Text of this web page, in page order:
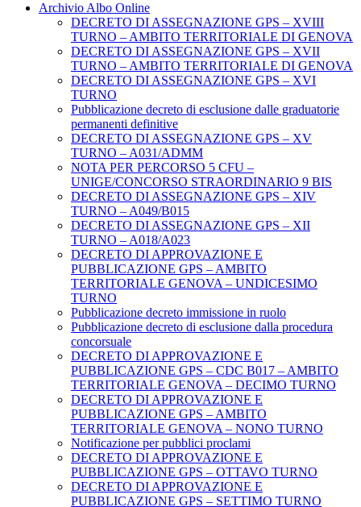
Archivio Albo Online
DECRETO DI ASSEGNAZIONE GPS – XVIII
TURNO – AMBITO TERRITORIALE DI GENOVA
DECRETO DI ASSEGNAZIONE GPS – XVII
TURNO – AMBITO TERRITORIALE DI GENOVA
DECRETO DI ASSEGNAZIONE GPS – XVI
TURNO
Pubblicazione decreto di esclusione dalle graduatorie
permanenti definitive
DECRETO DI ASSEGNAZIONE GPS – XV
TURNO – A031/ADMM
NOTA PER PERCORSO 5 CFU –
UNIGE/CONCORSO STRAORDINARIO 9 BIS
DECRETO DI ASSEGNAZIONE GPS – XIV
TURNO – A049/B015
DECRETO DI ASSEGNAZIONE GPS – XII
TURNO – A018/A023
DECRETO DI APPROVAZIONE E
PUBBLICAZIONE GPS – AMBITO
TERRITORIALE GENOVA – UNDICESIMO
TURNO
Pubblicazione decreto immissione in ruolo
Pubblicazione decreto di esclusione dalla procedura
concorsuale
DECRETO DI APPROVAZIONE E
PUBBLICAZIONE GPS – CDC B017 – AMBITO
TERRITORIALE GENOVA – DECIMO TURNO
DECRETO DI APPROVAZIONE E
PUBBLICAZIONE GPS – AMBITO
TERRITORIALE GENOVA – NONO TURNO
Notificazione per pubblici proclami
DECRETO DI APPROVAZIONE E
PUBBLICAZIONE GPS – OTTAVO TURNO
DECRETO DI APPROVAZIONE E
PUBBLICAZIONE GPS – SETTIMO TURNO